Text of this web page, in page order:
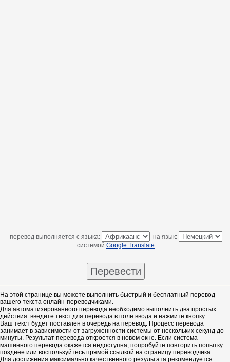
перевод выполняется с языка:
на язык:
системой Google Translate
На этой странице вы можете выполнить быстрый и бесплатный перевод
вашего текста онлайн-переводчиками.
Для автоматизированного перевода необходимо выполнить два простых
действия: введите текст для перевода в поле ввода и нажмите кнопку.
Ваш текст будет поставлен в очередь на перевод. Процесс перевода
занимает в зависимости от загруженности системы от нескольких секунд до
минуты. Результат перевода откроется в новом окне. Если система
машинного перевода окажется недоступна, попробуйте повторить попытку
позднее или воспользуйтесь прямой ссылкой на страницу переводчика.
Для достижения максимально качественного результата рекомендуется